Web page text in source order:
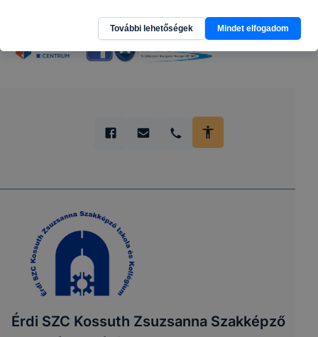
Érdi SZC Kossuth Zsuzsanna Szakképző
További lehetőségek Mindet elfogadom